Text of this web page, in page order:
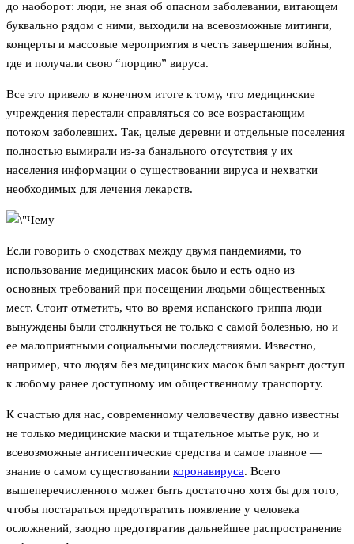
до наоборот: люди, не зная об опасном заболевании, витающем
буквально рядом с ними, выходили на всевозможные митинги,
концерты и массовые мероприятия в честь завершения войны,
где и получали свою “порцию” вируса.
Все это привело в конечном итоге к тому, что медицинские
учреждения перестали справляться со все возрастающим
потоком заболевших. Так, целые деревни и отдельные поселения
полностью вымирали из-за банального отсутствия у их
населения информации о существовании вируса и нехватки
необходимых для лечения лекарств.
Если говорить о сходствах между двумя пандемиями, то
использование медицинских масок было и есть одно из
основных требований при посещении людьми общественных
мест. Стоит отметить, что во время испанского гриппа люди
вынуждены были столкнуться не только с самой болезнью, но и
ее малоприятными социальными последствиями. Известно,
например, что людям без медицинских масок был закрыт доступ
к любому ранее доступному им общественному транспорту.
К счастью для нас, современному человечеству давно известны
не только медицинские маски и тщательное мытье рук, но и
всевозможные антисептические средства и самое главное —
знание о самом существовании коронавируса. Всего
вышеперечисленного может быть достаточно хотя бы для того,
чтобы постараться предотвратить появление у человека
осложнений, заодно предотвратив дальнейшее распространение